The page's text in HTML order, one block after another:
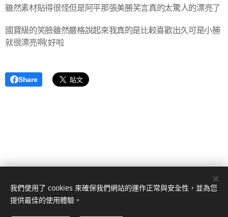
雖然素材貼得很怪但是阿平那張美勝笑言真的太驚人的漂亮了
國寶級的笑臉雖然嚴格說起來我真ˇ的是比較喜歡出久可是小勝
就很漂亮啊(好啦
Share
我們使用了 cookies 來確保我們網站的運作正常與安全性，並為您
提供最佳的使用體驗。